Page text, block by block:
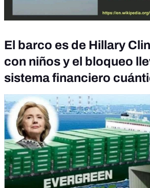
El barco es de Hillary
con niños y el bloqueo
sistema financiero